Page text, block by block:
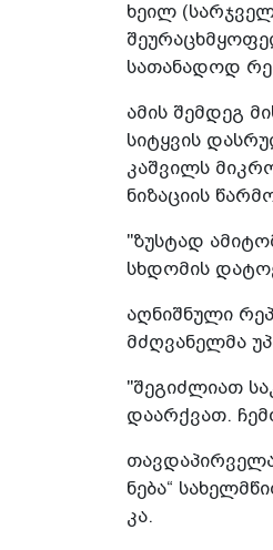
ხე­ილ
სა­თა­ნა­დოდ
ამის შემ­დეგ
სი­ტყვის
კაშ­ვილს
ნი­ზა­ცი­ის
"ზუს­ტად
სხდო­მის
აღ­ნიშ­ნუ­ლი
მძღვა­ნელ­მა
"შე­გიძ­ლი­ათ
და­არ­ქვათ.
ნე­ბა“
კა.